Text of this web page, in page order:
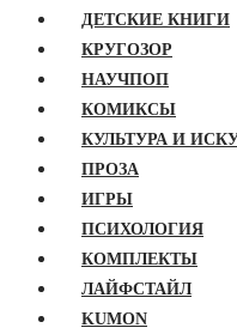
ДЕТСКИЕ КНИГИ
КРУГОЗОР
НАУЧПОП
КОМИКСЫ
КУЛЬТУРА И
ПРОЗА
ИГРЫ
ПСИХОЛОГИЯ
КОМПЛЕКТЫ
ЛАЙФСТАЙЛ
KUMON